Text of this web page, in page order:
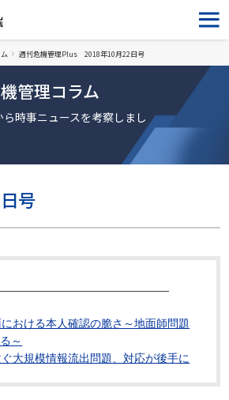
週刊危機管理Plus 2018年10月22日号
管理コラム
時事ニュースを考察しまし
号
おける本人確認の脆さ～地面師問題
～
大規模情報流出問題、対応が後手に